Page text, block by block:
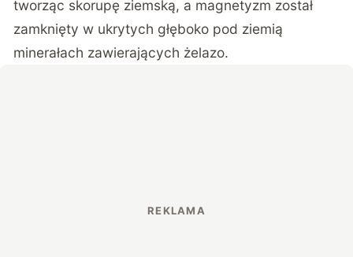
tworząc skorupę ziemską, a magnetyzm został
zamknięty w ukrytych głęboko pod ziemią
minerałach zawierających żelazo.